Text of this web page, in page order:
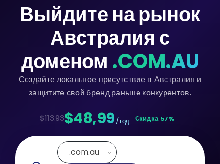
Выйдите на рынок
Австралия с
доменом .COM.AU
Создайте локальное присутствие в Австралия и
защитите свой бренд раньше конкурентов.
$113.93$48,99 / год Скидка 57%
.com.au